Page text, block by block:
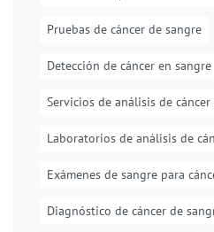
Pruebas de cáncer de sangre
Detección de cáncer en sangre
Servicios de análisis de
Laboratorios de análisis de
Exámenes de sangre para
Diagnóstico de cáncer de